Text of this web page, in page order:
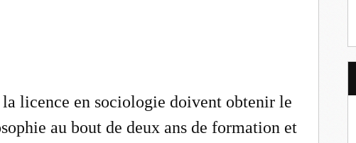
licence en sociologie doivent obtenir le
au bout de deux ans de formation et